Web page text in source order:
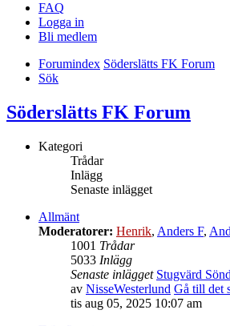
FAQ
Logga in
Bli medlem
Forumindex Söderslätts FK Forum
Sök
Söderslätts FK Forum
Kategori
Trådar
Inlägg
Senaste inlägget
Allmänt
Moderatorer: Henrik, Anders F,
1001 Trådar
5033 Inlägg
Senaste inlägget Stugvärd
av NisseWesterlund Gå till det
tis aug 05, 2025 10:07 am